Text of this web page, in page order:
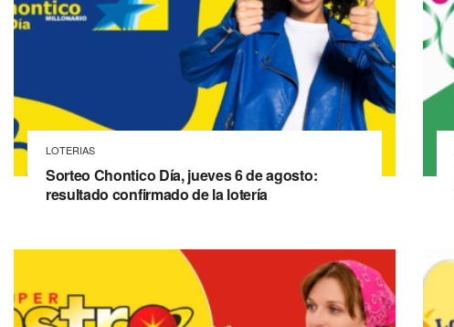
LOTERIAS
Sorteo Chontico Día, jueves 6 de agosto:
resultado confirmado de la lotería